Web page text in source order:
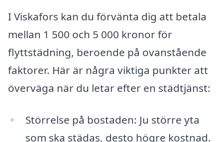
I Viskafors kan du förvänta dig att betala
mellan 1 500 och 5 000 kronor för
flyttstädning, beroende på ovanstående
faktorer. Här är några viktiga punkter att
överväga när du letar efter en städtjänst:
Störrelse på bostaden: Ju större yta
som ska städas, desto högre kostnad.